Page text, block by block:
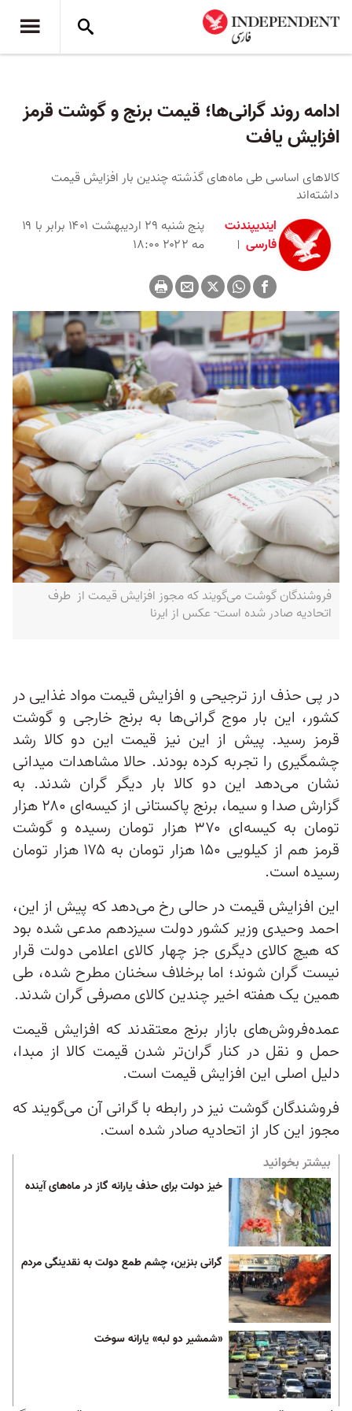
ادامه روند گرانی‌ها؛ قیمت برنج و گوشت قرمز
افزایش یافت
کالاهای اساسی طی ماه‌های گذشته چندین بار افزایش قیمت
داشته‌اند
ایندیپندنت
فارسی
پنج شنبه ۲۹ اردیبهشت ۱۴۰۱ برابر با ۱۹
مه ۲۰۲۲ ۱۸:۰۰
فروشندگان گوشت می‌گویند که مجوز افزایش قیمت از طرف
اتحادیه صادر شده است- عکس از ایرنا
در پی حذف ارز ترجیحی و افزایش قیمت مواد غذایی در
کشور، این بار موج گرانی‌ها به برنج خارجی و گوشت
قرمز رسید. پیش از این نیز قیمت این دو کالا رشد
چشمگیری را تجربه کرده بودند. حالا مشاهدات میدانی
نشان می‌دهد این دو کالا بار دیگر گران شدند. به
گزارش صدا و سیما، برنج پاکستانی از کیسه‌ای ۲۸۰ هزار
تومان به کیسه‌ای ۳۷۰ هزار تومان رسیده و گوشت
قرمز هم از کیلویی ۱۵۰ هزار تومان به ۱۷۵ هزار تومان
رسیده است.
این افزایش قیمت در حالی رخ می‌دهد که پیش از این،
احمد وحیدی وزیر کشور دولت سیزدهم مدعی شده بود
که هیچ کالای دیگری جز چهار کالای اعلامی دولت قرار
نیست گران شوند؛ اما برخلاف سخنان مطرح شده، طی
همین یک هفته اخیر چندین کالای مصرفی گران شدند.
عمده‌‌فروش‌های بازار برنج معتقدند که افزایش قیمت
حمل و نقل در کنار گران‌تر شدن قیمت کالا از مبدا،
دلیل اصلی این افزایش قیمت است.
فروشندگان گوشت نیز در رابطه با گرانی آن می‌گویند که
مجوز این کار از اتحادیه صادر شده است.
بیشتر بخوانید
خیز دولت برای حذف یارانه گاز در ماه‌های آینده
گرانی بنزین، چشم طمع دولت به نقدینگی مردم
«شمشیر دو لبه» یارانه سوخت